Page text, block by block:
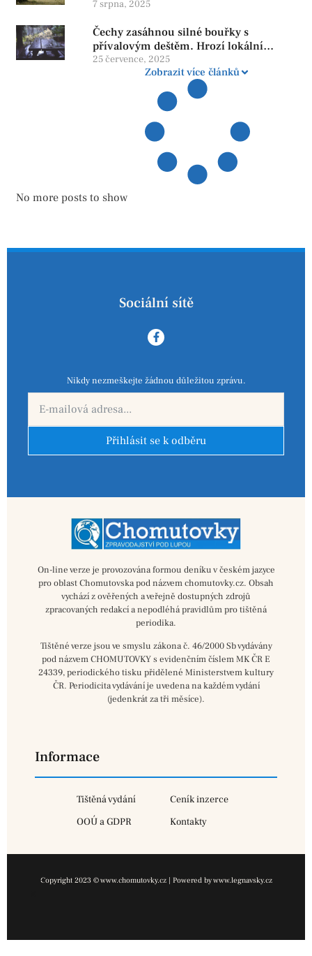
penzi, tisíce však žijí pod hranicí
reformy
7 srpna, 2025
Čechy zasáhnou silné bouřky s
přívalovým deštěm. Hrozí lokální
zatopení
25 července, 2025
Zobrazit více článků
No more posts to show
Sociální sítě
Nikdy nezmeškejte žádnou důležitou zprávu.
Přihlásit se k odběru
On-line verze je provozována formou deníku v českém jazyce
pro oblast Chomutovska pod názvem chomutovky.cz. Obsah
vychází z ověřených a veřejně dostupných zdrojů
zpracovaných redakcí a nepodléhá pravidlům pro tištěná
periodika.
Tištěné verze jsou ve smyslu zákona č. 46/2000 Sb vydávány
pod názvem CHOMUTOVKY s evidenčním číslem MK ČR E
24339, periodického tisku přidělené Ministerstvem kultury
ČR. Periodicita vydávání je uvedena na každém vydání
(jedenkrát za tři měsíce).
Informace
Tištěná vydání
Ceník inzerce
OOÚ a GDPR
Kontakty
Copyright 2023 © www.chomutovky.cz | Powered by www.legnavsky.cz